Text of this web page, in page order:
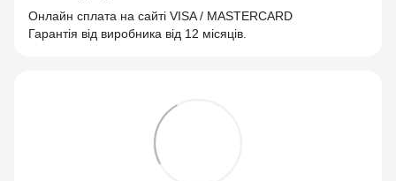
Онлайн сплата на сайті VISA / MASTERCARD
Гарантія від виробника від 12 місяців.